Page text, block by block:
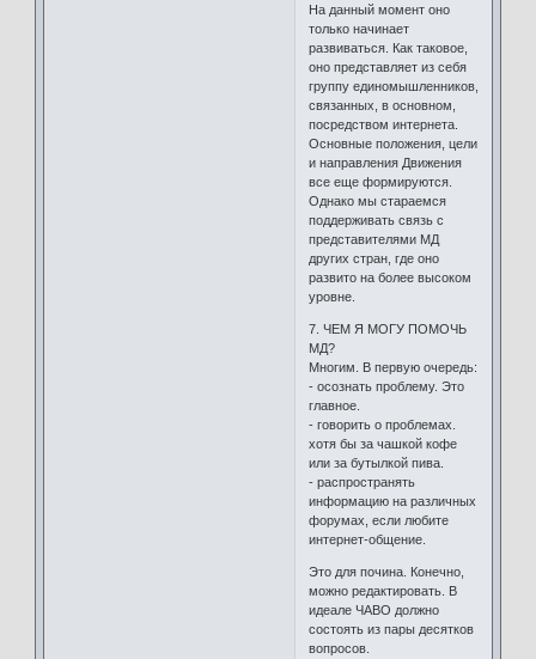
На данный момент оно
только начинает
развиваться. Как таковое,
оно представляет из себя
группу единомышленников,
связанных, в основном,
посредством интернета.
Основные положения, цели
и направления Движения
все еще формируются.
Однако мы стараемся
поддерживать связь с
представителями МД
других стран, где оно
развито на более высоком
уровне.
7. ЧЕМ Я МОГУ ПОМОЧЬ
МД?
Многим. В первую очередь:
- осознать проблему. Это
главное.
- говорить о проблемах.
хотя бы за чашкой кофе
или за бутылкой пива.
- распространять
информацию на различных
форумах, если любите
интернет-общение.
Это для почина. Конечно,
можно редактировать. В
идеале ЧАВО должно
состоять из пары десятков
вопросов.